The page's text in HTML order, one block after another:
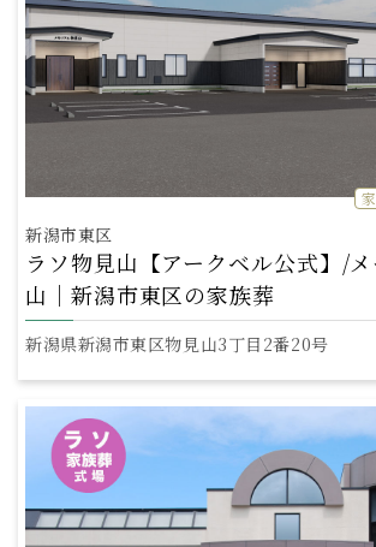
新潟市東区
ラソ物見山【アークベル公式】/
山｜新潟市東区の家族葬
新潟県新潟市東区物見山3丁目2番20号